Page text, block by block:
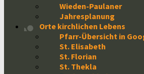
Wieden-Paulaner
Jahresplanung
Orte kirchlichen Lebens
Pfarr-Übersicht in
St. Elisabeth
St. Florian
St. Thekla